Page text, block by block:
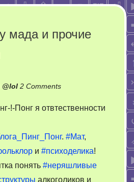
мада и прочие
@lol 2 Commentson
Ух
цу
мада
и
!-Понг я отвтественности
. #Мат,
и #психоделика!
понять #неряшливые
алкоголиков и